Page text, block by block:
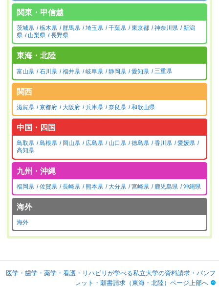
関東・甲信越
茨城県 栃木県 群馬県 埼玉県 千葉県 東京都 神奈川県
新潟
県
山梨県 長野県
東海・北陸
富山県 石川県 福井県 岐阜県 静岡県 愛知県 三重県
関西
滋賀県 京都府 大阪府 兵庫県 奈良県 和歌山県
中国・四国
鳥取県 島根県 岡山県 広島県 山口県 徳島県 香川県
愛媛県
高知県
九州・沖縄
福岡県 佐賀県 長崎県 熊本県 大分県 宮崎県 鹿児島県 沖縄県
海外
海外
医学・歯学・薬学・看護・リハビリが学べる私立大学の資料請求・パンフ
レット・願書請求（東海・北陸）ページ上部へ